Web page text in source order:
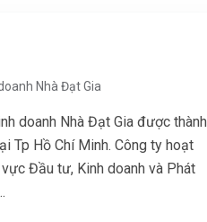
Nhà Đạt Gia
doanh Nhà Đạt Gia được thành
Tp Hồ Chí Minh. Công ty hoạt
Đầu tư, Kinh doanh và Phát